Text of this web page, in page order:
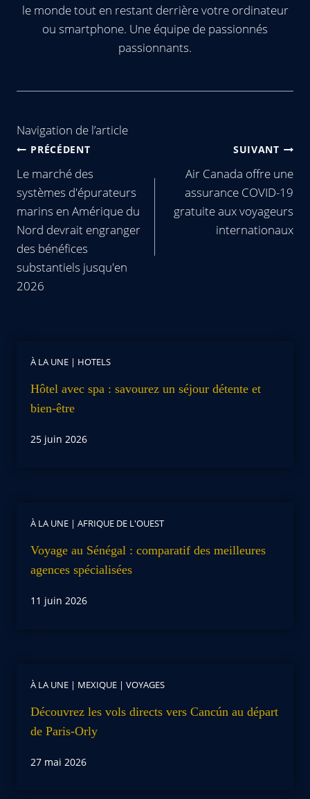
le monde tout en restant derrière votre ordinateur
ou smartphone. Une équipe de passionnés
passionnants.
Navigation de l’article
PRÉCÉDENT
Le marché des
systèmes d'épurateurs
marins en Amérique du
Nord devrait engranger
des bénéfices
substantiels jusqu'en
2026
SUIVANT
Air Canada offre une
assurance COVID-19
gratuite aux voyageurs
internationaux
À LA UNE | HOTELS
Hôtel avec spa : savourez un séjour détente et
bien-être
25 juin 2026
À LA UNE | AFRIQUE DE L'OUEST
Voyage au Sénégal : comparatif des meilleures
agences spécialisées
11 juin 2026
À LA UNE | MEXIQUE | VOYAGES
Découvrez les vols directs vers Cancún au départ
de Paris-Orly
27 mai 2026